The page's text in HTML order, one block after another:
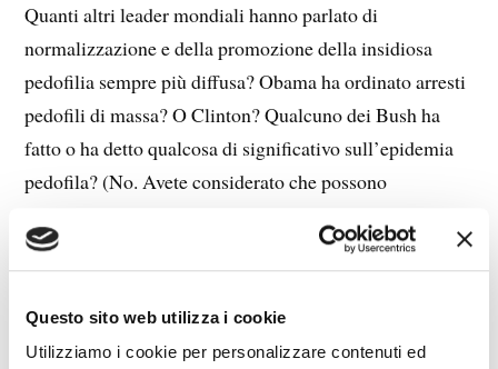
Questo sito web utilizza i cookie
Utilizziamo i cookie per personalizzare contenuti ed
Quanti altri leader mondiali hanno parlato di
normalizzazione e della promozione della insidiosa
pedofilia sempre più diffusa? Obama ha ordinato arresti
pedofili di massa? O Clinton? Qualcuno dei Bush ha
fatto o ha detto qualcosa di significativo sull’epidemia
pedofila? (No. Avete considerato che possono
tenerlo sotto silenzio?)
Putin, senza dubbio, plaude agli sforzi del presidente
Trump che organizza l’arresto di circa 1.500 pedofili in